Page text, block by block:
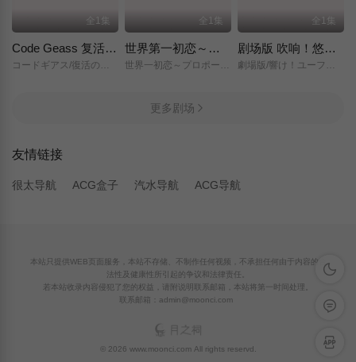
全1集
Code Geass 复活的鲁路修
全1集
世界第一初恋～求婚篇～
全1集
剧场版 吹响！悠风号～想要传达的旋律～
更多剧场
友情链接
很太导航 ACG盒子 汽水导航 ACG导航
深色模
留言反
APP下
本站只提供WEB页面服务，本站不存储、不制作任何视频，不承担任何由于内容的合
法性及健康性所引起的争议和法律责任。
若本站收录内容侵犯了您的权益，请附说明联系邮箱，本站将第一时间处理。
联系邮箱：admin@moonci.com
© 2026 www.moonci.com All rights reservd.